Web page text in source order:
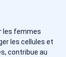
les femmes
les cellules et
contribue au